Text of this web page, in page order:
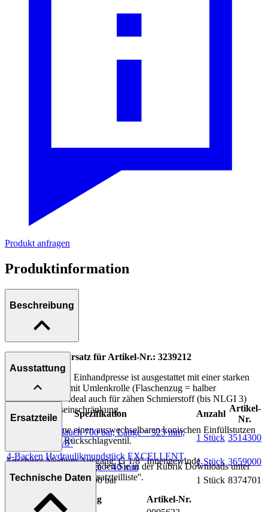
Produkt anfragen
Produktinformation
Beschreibung
Neue Version! Ersatz für Artikel-Nr.: 3239212
Diese Hochdruck Einhandpresse ist ausgestattet mit einer starken
Feder und Kette mit Umlenkrolle (Flaschenzug = halber
Kraftaufwand) - ideal auch für zähen Schmierstoff (bis NLGI 3)
ohne Funktionseinschränkung.
Ausführung ohne einen auswechselbaren konischen Einfüllstutzen
mit integrierten Rückschlagventil.
Anschluss Medium Ausgang: G 1/8" Innengewinde.
Ausstattung
Spezifikation Anzahl
Artikel-
Nr.
Hochdruckschlauch 700 bar, Länge = 325 mm,
Anschluss G 1/8''
1 Stück 3514300
4-Backen Hydraulikmundstück EXCELLENT,
Aussen Ø 14 mm, Länge = 40 mm
1 Stück 3659000
Manometer Skala 0 - 400 bar
1 Stück 8374701
Ersatzteile
Weitere Informationen finden Sie in der Rubrik Downloads unter
''Dichtungssatz'' und ''Ersatzteilliste''.
Bezeichnung
Artikel-Nr.
Technische Daten